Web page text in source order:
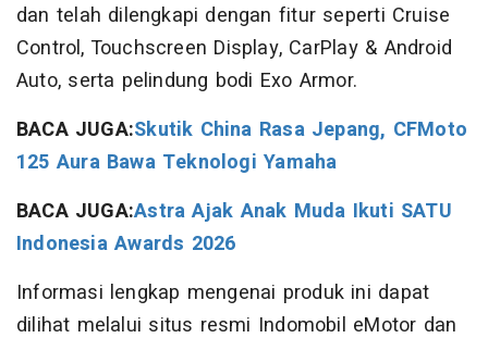
dan telah dilengkapi dengan fitur seperti Cruise
Control, Touchscreen Display, CarPlay & Android
Auto, serta pelindung bodi Exo Armor.
BACA JUGA:Skutik China Rasa Jepang, CFMoto
125 Aura Bawa Teknologi Yamaha
BACA JUGA:Astra Ajak Anak Muda Ikuti SATU
Indonesia Awards 2026
Informasi lengkap mengenai produk ini dapat
dilihat melalui situs resmi Indomobil eMotor dan